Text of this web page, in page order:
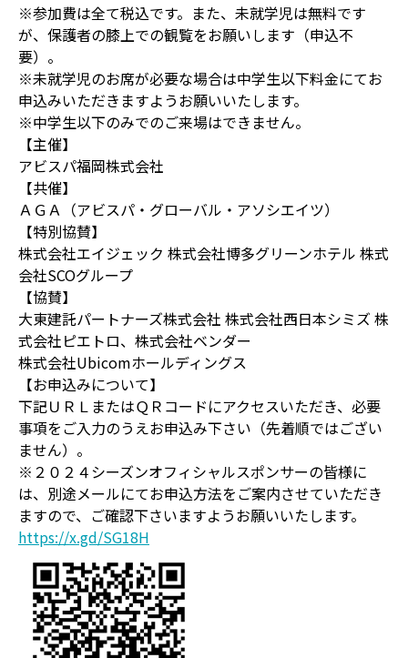
※参加費は全て税込です。また、未就学児は無料です
が、保護者の膝上での観覧をお願いします（申込不
要）。
※未就学児のお席が必要な場合は中学生以下料金にてお
申込みいただきますようお願いいたします。
※中学生以下のみでのご来場はできません。
【主催】
アビスパ福岡株式会社
【共催】
ＡＧＡ（アビスパ・グローバル・アソシエイツ）
【特別協賛】
株式会社エイジェック 株式会社博多グリーンホテル 株式
会社SCOグループ
【協賛】
大東建託パートナーズ株式会社 株式会社西日本シミズ 株
式会社ピエトロ、株式会社ベンダー
株式会社Ubicomホールディングス
【お申込みについて】
下記ＵＲＬまたはＱＲコードにアクセスいただき、必要
事項をご入力のうえお申込み下さい（先着順ではござい
ません）。
※２０２４シーズンオフィシャルスポンサーの皆様に
は、別途メールにてお申込方法をご案内させていただき
ますので、ご確認下さいますようお願いいたします。
https://x.gd/SG18H